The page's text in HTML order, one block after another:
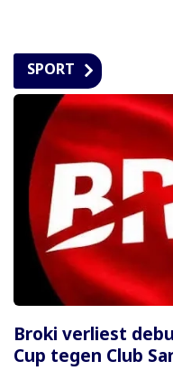
SPORT
Broki verliest
Cup tegen Club